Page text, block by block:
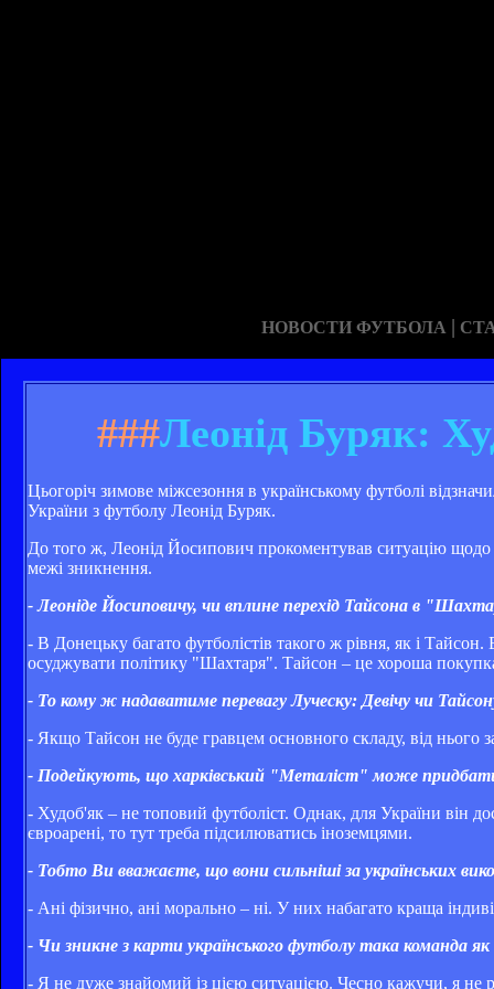
НОВОСТИ ФУТБОЛА |
###Леонід Буряк:
Цьогоріч зимове міжсезоння в українському футболі
України з футболу Леонід Буряк.
До того ж, Леонід Йосипович прокоментував ситуацію
межі зникнення.
- Леоніде Йосиповичу, чи вплине перехід Тайсона в
- В Донецьку багато футболістів такого ж рівня, як і
осуджувати політику "Шахтаря". Тайсон – це хороша
- То кому ж надаватиме перевагу Луческу: Девічу чи
- Якщо Тайсон не буде гравцем основного складу, від
- Подейкують, що харківський "Металіст" може
- Худоб'як – не топовий футболіст. Однак, для України він
євроарені, то тут треба підсилюватись іноземцями.
- Тобто Ви вважаєте, що вони сильніші за українських
- Ані фізично, ані морально – ні. У них набагато краща
- Чи зникне з карти українського футболу така команда
- Я не дуже знайомий із цією ситуацією. Чесно кажучи, я не